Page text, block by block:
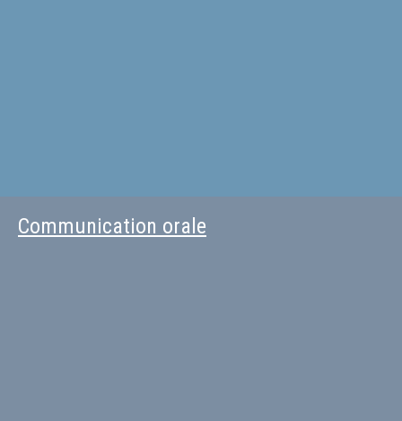
Communication orale